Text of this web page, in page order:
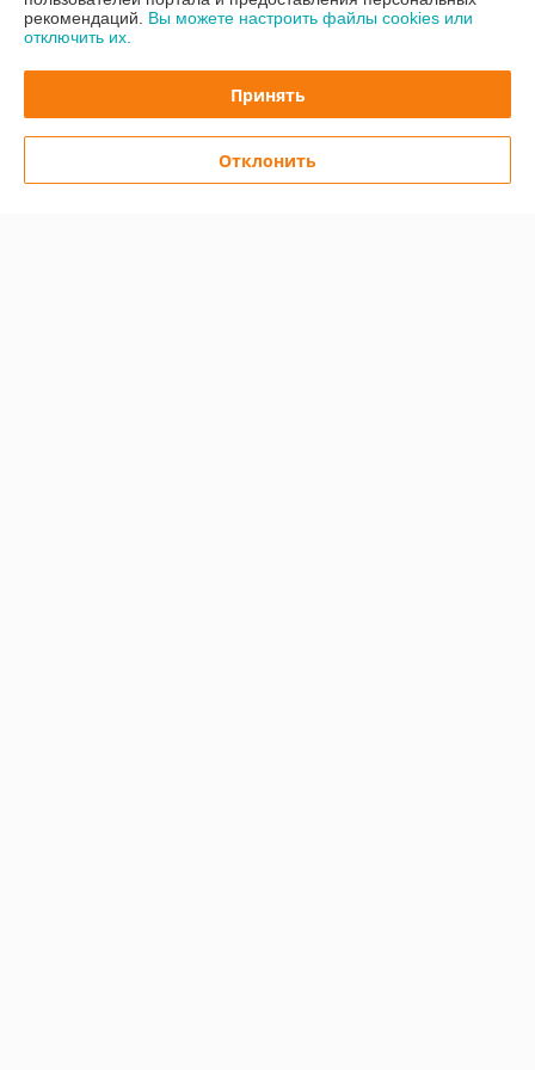
У компании пока нет отзывов, добавьте первый
рекомендаций. Вы можете настроить файлы cookies или
отключить их.
Принять
Отклонить